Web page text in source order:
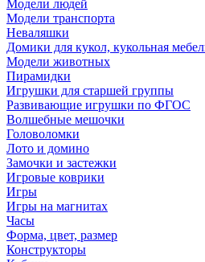
Модели людей
Модели транспорта
Неваляшки
Домики для кукол, кукольная
Модели животных
Пирамидки
Игрушки для старшей группы
Развивающие игрушки по ФГОС
Волшебные мешочки
Головоломки
Лото и домино
Замочки и застежки
Игровые коврики
Игры
Игры на магнитах
Часы
Форма, цвет, размер
Конструкторы